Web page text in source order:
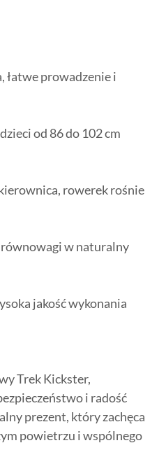
łatwe prowadzenie i
od 86 do 102 cm
rowerek rośnie
równowagi w naturalny
jakość wykonania
Trek Kickster,
i radość
prezent, który zachęca
powietrzu i wspólnego